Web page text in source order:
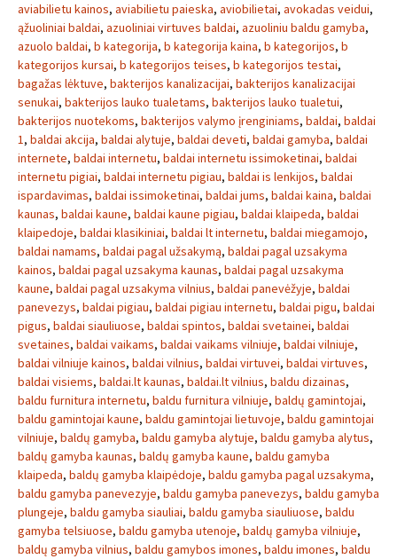
aviabilietu kainos, aviabilietu paieska, aviobilietai, avokadas veidui,
ąžuoliniai baldai, azuoliniai virtuves baldai, azuoliniu baldu gamyba,
azuolo baldai, b kategorija, b kategorija kaina, b kategorijos, b
kategorijos kursai, b kategorijos teises, b kategorijos testai,
bagažas lėktuve, bakterijos kanalizacijai, bakterijos kanalizacijai
senukai, bakterijos lauko tualetams, bakterijos lauko tualetui,
bakterijos nuotekoms, bakterijos valymo įrenginiams, baldai, baldai
1, baldai akcija, baldai alytuje, baldai deveti, baldai gamyba, baldai
internete, baldai internetu, baldai internetu issimoketinai, baldai
internetu pigiai, baldai internetu pigiau, baldai is lenkijos, baldai
ispardavimas, baldai issimoketinai, baldai jums, baldai kaina, baldai
kaunas, baldai kaune, baldai kaune pigiau, baldai klaipeda, baldai
klaipedoje, baldai klasikiniai, baldai lt internetu, baldai miegamojo,
baldai namams, baldai pagal užsakymą, baldai pagal uzsakyma
kainos, baldai pagal uzsakyma kaunas, baldai pagal uzsakyma
kaune, baldai pagal uzsakyma vilnius, baldai panevėžyje, baldai
panevezys, baldai pigiau, baldai pigiau internetu, baldai pigu, baldai
pigus, baldai siauliuose, baldai spintos, baldai svetainei, baldai
svetaines, baldai vaikams, baldai vaikams vilniuje, baldai vilniuje,
baldai vilniuje kainos, baldai vilnius, baldai virtuvei, baldai virtuves,
baldai visiems, baldai.lt kaunas, baldai.lt vilnius, baldu dizainas,
baldu furnitura internetu, baldu furnitura vilniuje, baldų gamintojai,
baldu gamintojai kaune, baldu gamintojai lietuvoje, baldu gamintojai
vilniuje, baldų gamyba, baldu gamyba alytuje, baldu gamyba alytus,
baldų gamyba kaunas, baldų gamyba kaune, baldu gamyba
klaipeda, baldų gamyba klaipėdoje, baldu gamyba pagal uzsakyma,
baldu gamyba panevezyje, baldu gamyba panevezys, baldu gamyba
plungeje, baldu gamyba siauliai, baldu gamyba siauliuose, baldu
gamyba telsiuose, baldu gamyba utenoje, baldų gamyba vilniuje,
baldų gamyba vilnius, baldu gamybos imones, baldu imones, baldu